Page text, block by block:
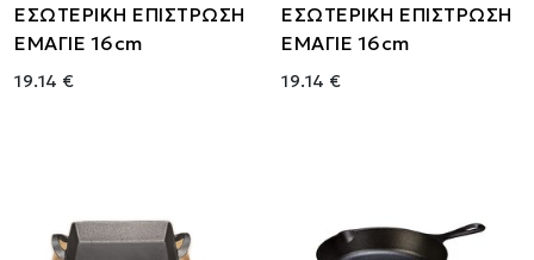
ΕΣΩΤΕΡΙΚΗ ΕΠΙΣΤΡΩΣΗ
ΕΜΑΓΙΕ 16cm
19.14 €
ΕΣΩΤΕΡΙΚΗ ΕΠΙΣΤΡΩΣΗ
ΕΜΑΓΙΕ 16cm
19.14 €